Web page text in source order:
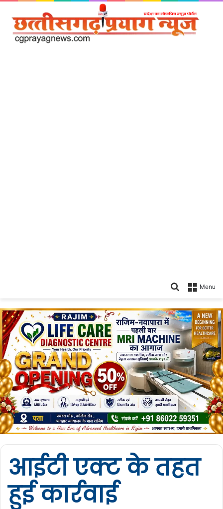
Menu
Search
आईटी एक्ट के तहत
हुई कार्रवाई